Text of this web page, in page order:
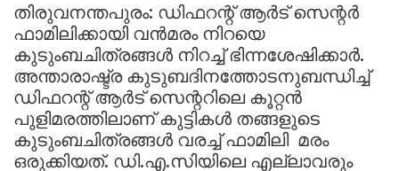
തിരുവനന്തപുരം: ഡിഫറന്റ് ആര്‍ട് സെന്റര്‍
ഫാമിലിക്കായി വന്‍മരം നിറയെ
കുടുംബചിത്രങ്ങള്‍ നിറച്ച് ഭിന്നശേഷിക്കാര്‍.
അന്താരാഷ്ട്ര കുടുബദിനത്തോടനുബന്ധിച്ച്
ഡിഫറന്റ് ആര്‍ട് സെന്ററിലെ കൂറ്റന്‍
പുളിമരത്തിലാണ് കുട്ടികള്‍ തങ്ങളുടെ
കുടുംബചിത്രങ്ങള്‍ വരച്ച് ഫാമിലി മരം
ഒരുക്കിയത്. ഡി.എ.സിയിലെ എല്ലാവരും